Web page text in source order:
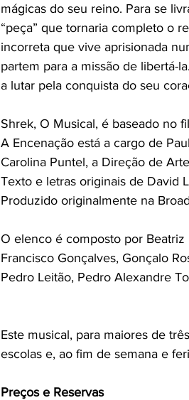
mágicas do seu reino. Para se
“peça” que tornaria completo o
incorreta que vive aprisionada
partem para a missão de libertá-
a lutar pela conquista do seu
Shrek, O Musical, é baseado no
A Encenação está a cargo de
Carolina Puntel, a Direção de
Texto e letras originais de David
Produzido originalmente na
O elenco é composto por Beatriz
Francisco Gonçalves, Gonçalo
Pedro Leitão, Pedro Alexandre
Este musical, para maiores de
escolas e, ao fim de semana e
Preços e Reservas